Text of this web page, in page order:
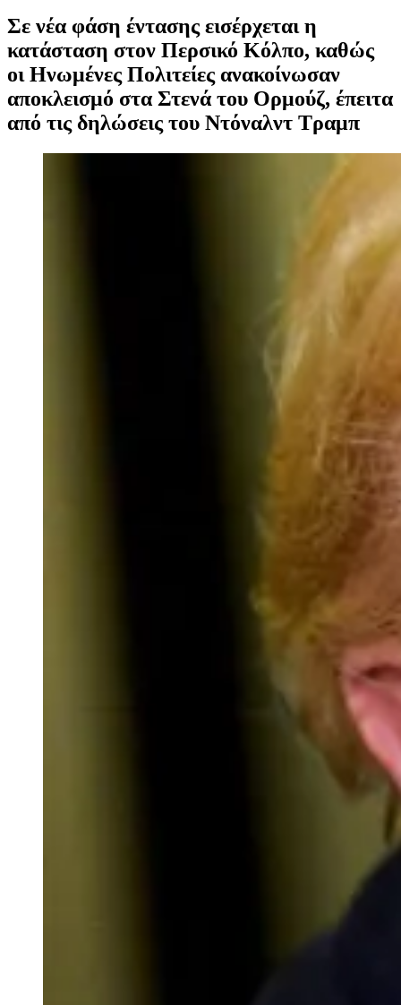
Σε νέα φάση έντασης εισέρχεται η
κατάσταση στον Περσικό Κόλπο, καθώς
οι Ηνωμένες Πολιτείες ανακοίνωσαν
αποκλεισμό στα Στενά του Ορμούζ, έπειτα
από τις δηλώσεις του Ντόναλντ Τραμπ